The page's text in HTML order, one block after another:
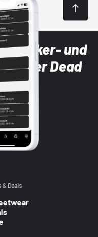
und
der Dead
& Deals